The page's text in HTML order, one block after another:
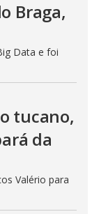
Braga,
Data e foi
tucano,
da
Valério para